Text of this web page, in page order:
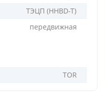
ТЭЦП (HHBD-T)
передвижная
TOR